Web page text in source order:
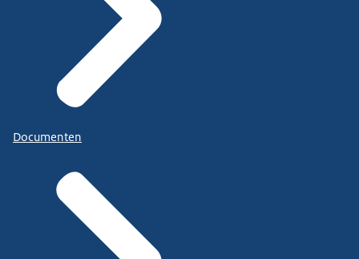
Documenten